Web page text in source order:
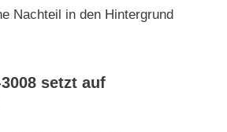
Nachteil in den Hintergrund
setzt auf